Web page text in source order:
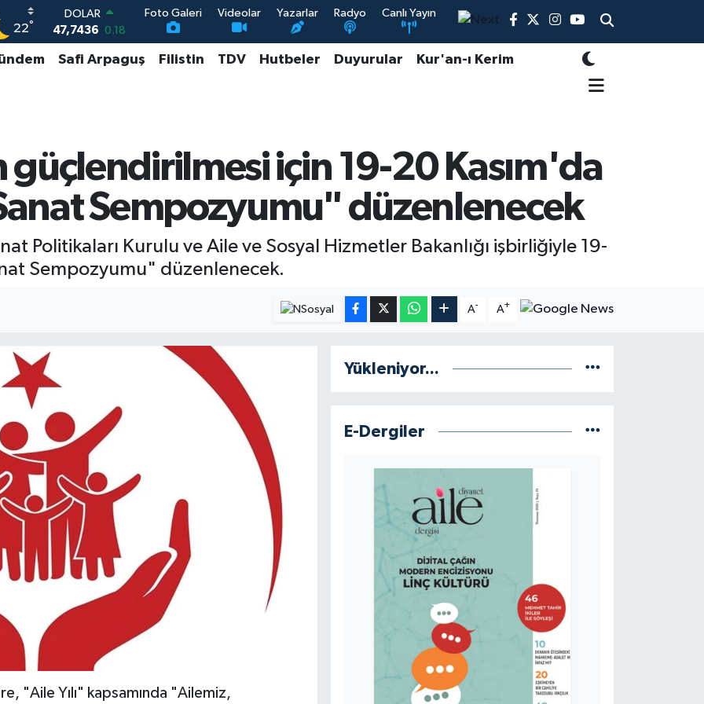
22°
DOLAR
47,7436 0.18
EURO
55,2510 0.32
13.773 -19
Foto Galeri Videolar Yazarlar Radyo Canlı Yayın
Safi Arpaguş Filistin TDV Hutbeler Duyurular Kur'an-ı Kerim
için 19-20 Kasım'da
Sempozyumu" düzenlenecek
Politikaları Kurulu ve Aile ve Sosyal Hizmetler Bakanlığı işbirliğiyle 19-
Sempozyumu" düzenlenecek.
A- A+
"Aile Yılı" kapsamında "Ailemiz,
Yükleniyor...
E-Dergiler